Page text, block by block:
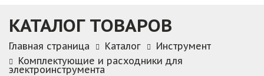
КАТАЛОГ ТОВАРОВ
Главная страница Каталог
Инструмент
Комплектующие и расходники для
электроинструмента